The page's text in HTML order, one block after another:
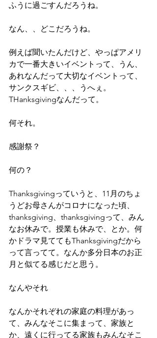
ふうに過ごすんだろうね。
なん、、どこだろうね。
例えば聞いたんだけど、やっぱアメリ
カで一番大きいイベントって、うん、
あれなんだって大切なイベントって、
サンクスギビ、、、うへぇ。
THanksgivingなんだって。
何それ。
感謝祭？
何の？
Thanksgivingっていうと、11月のちょ
うどお母さんがコロナになった頃、
thanksgiving、thanksgivingって、みん
なお休みで。授業も休みで、とか。何
かドラマ見ててもThanksgivingだから
って言ってて。なんか多分日本のお正
月と似てる感じだと思う。
なんやそれ
なんかそれぞれの家庭の料理があっ
て、みんなそこに集まって、家族と
か、遠くに行ってる家族もみんなそこ